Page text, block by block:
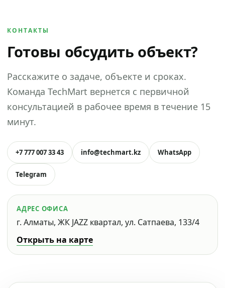
КОНТАКТЫ
Готовы обсудить объект?
Расскажите о задаче, объекте и сроках.
Команда TechMart вернется с первичной
консультацией в рабочее время в течение 15
минут.
+7 777 007 33 43 info@techmart.kz WhatsApp
Telegram
АДРЕС ОФИСА
г. Алматы, ЖК JAZZ квартал, ул. Сатпаева, 133/4
Открыть на карте